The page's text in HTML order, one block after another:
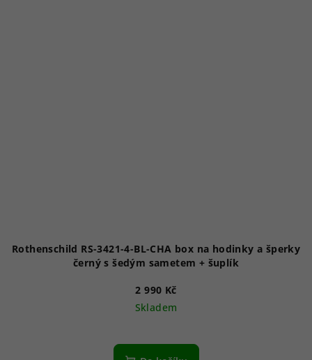
Rothenschild RS-3421-4-BL-CHA box na hodinky a šperky
černý s šedým sametem + šuplík
2 990 Kč
Skladem